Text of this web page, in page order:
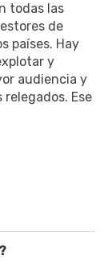
todas las
de
países. Hay
y
audiencia y
Ese